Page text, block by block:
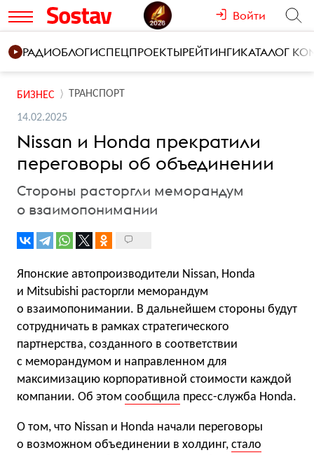
Войти
РАДИОБЛОГИСПЕЦПРОЕКТЫРЕЙТИНГИКАТАЛОГ
БИЗНЕС ТРАНСПОРТ
14.02.2025
Nissan и Honda прекратили
переговоры об объединении
Стороны расторгли меморандум
о взаимопонимании
Японские автопроизводители Nissan, Honda
и Mitsubishi расторгли меморандум
о взаимопонимании. В дальнейшем стороны будут
сотрудничать в рамках стратегического
партнерства, созданного в соответствии
с меморандумом и направленном для
максимизацию корпоративной стоимости каждой
компании. Об этом сообщила пресс-служба Honda.
О том, что Nissan и Honda начали переговоры
о возможном объединении в холдинг, стало